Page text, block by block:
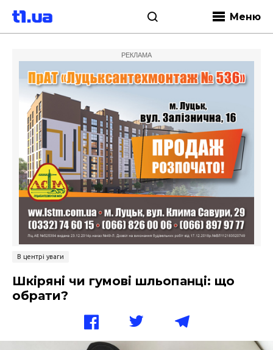
Меню
РЕКЛАМА
В центрі уваги
Шкіряні чи гумові шльопанці: що
обрати?